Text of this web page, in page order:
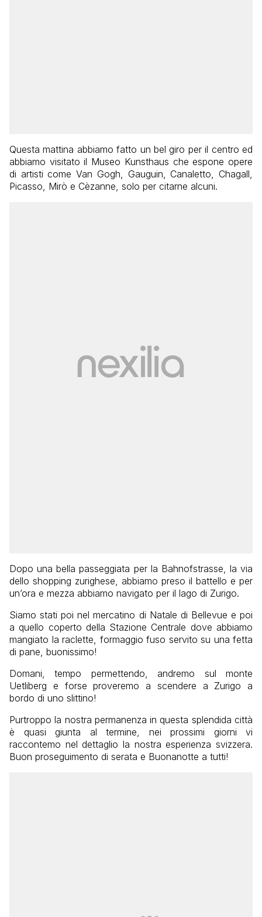
Questa mattina abbiamo fatto un bel giro per il centro ed
abbiamo visitato il Museo Kunsthaus che espone opere
di artisti come Van Gogh, Gauguin, Canaletto, Chagall,
Picasso, Mirò e Cèzanne, solo per citarne alcuni.
Dopo una bella passeggiata per la Bahnofstrasse, la via
dello shopping zurighese, abbiamo preso il battello e per
un’ora e mezza abbiamo navigato per il lago di Zurigo.
Siamo stati poi nel mercatino di Natale di Bellevue e poi
a quello coperto della Stazione Centrale dove abbiamo
mangiato la raclette, formaggio fuso servito su una fetta
di pane, buonissimo!
Domani, tempo permettendo, andremo sul monte
Uetliberg e forse proveremo a scendere a Zurigo a
bordo di uno slittino!
Purtroppo la nostra permanenza in questa splendida città
è quasi giunta al termine, nei prossimi giorni vi
raccontemo nel dettaglio la nostra esperienza svizzera.
Buon proseguimento di serata e Buonanotte a tutti!